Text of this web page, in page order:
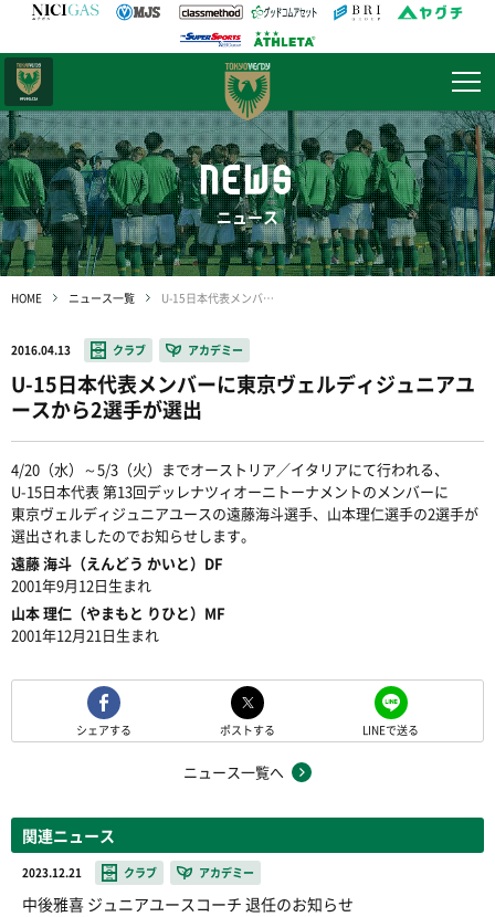
NEWS
ニュース
HOME ニュース一覧 U-15日本代表メンバーに東京ヴェルディジュニアユースから2選手が選出
2016.04.13 クラブ アカデミー
U-15日本代表メンバーに東京ヴェルディジュニアユ
ースから2選手が選出
4/20（水）～5/3（火）までオーストリア／イタリアにて行われる、
U-15日本代表 第13回デッレナツィオーニトーナメントのメンバーに
東京ヴェルディジュニアユースの遠藤海斗選手、山本理仁選手の2選手が
選出されましたのでお知らせします。
遠藤 海斗（えんどう かいと）DF
2001年9月12日生まれ
山本 理仁（やまもと りひと）MF
2001年12月21日生まれ
シェアする ポストする LINEで送る
ニュース一覧へ
関連ニュース
2023.12.21 クラブ アカデミー
中後雅喜 ジュニアユースコーチ 退任のお知らせ